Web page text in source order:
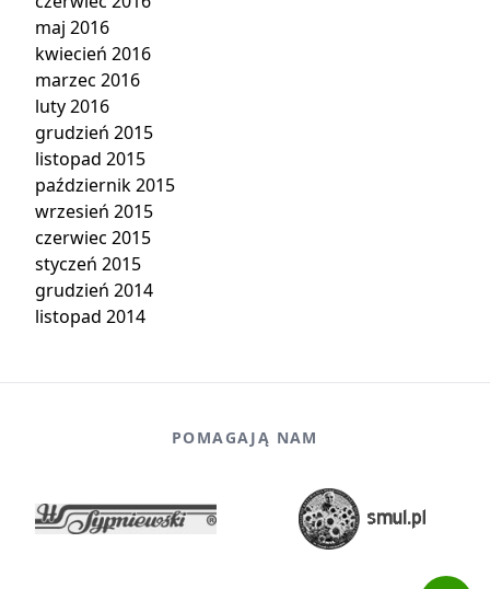
maj 2016
kwiecień 2016
marzec 2016
luty 2016
grudzień 2015
listopad 2015
październik 2015
wrzesień 2015
czerwiec 2015
styczeń 2015
grudzień 2014
listopad 2014
POMAGAJĄ NAM